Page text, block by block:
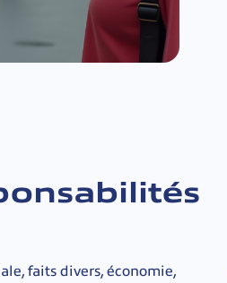
faits divers, économie,